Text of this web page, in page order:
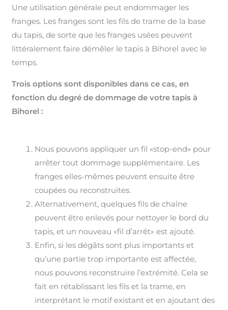
Une utilisation générale peut endommager les
franges. Les franges sont les fils de trame de la base
du tapis, de sorte que les franges usées peuvent
littéralement faire démêler le tapis à Bihorel avec le
temps.
Trois options sont disponibles dans ce cas, en
fonction du degré de dommage de votre tapis à
Bihorel :
Nous pouvons appliquer un fil «stop-end» pour
arrêter tout dommage supplémentaire. Les
franges elles-mêmes peuvent ensuite être
coupées ou reconstruites.
Alternativement, quelques fils de chaîne
peuvent être enlevés pour nettoyer le bord du
tapis, et un nouveau «fil d’arrêt» est ajouté.
Enfin, si les dégâts sont plus importants et
qu’une partie trop importante est affectée,
nous pouvons reconstruire l’extrémité. Cela se
fait en rétablissant les fils et la trame, en
interprétant le motif existant et en ajoutant des